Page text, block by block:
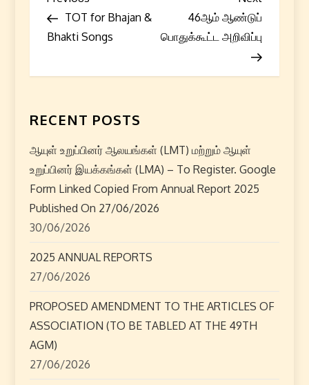
o
n
a
v
i
g
a
t
i
o
PostTOT for Bhajan &
Bhakti Songs
46ஆம் ஆண்டுப்
பொதுக்கூட்ட அறிவிப்பு
RECENT POSTS
ஆயுள் உறுப்பினர் ஆலயங்கள் (LMT) மற்றும் ஆயுள்
உறுப்பினர் இயக்கங்கள் (LMA) – To Register. Google
Form Linked Copied From Annual Report 2025
Published On 27/06/2026
30/06/2026
2025 ANNUAL REPORTS
27/06/2026
PROPOSED AMENDMENT TO THE ARTICLES OF
ASSOCIATION (TO BE TABLED AT THE 49TH
AGM)
27/06/2026